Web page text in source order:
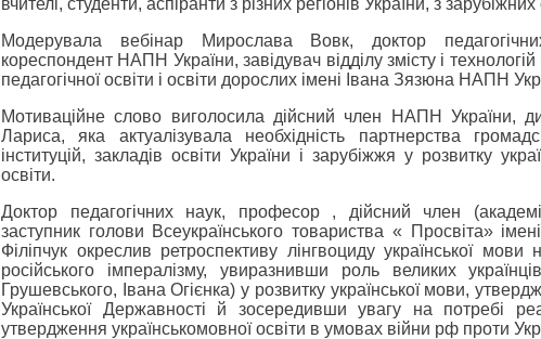
вчителі, студенти, аспіранти з різних регіонів України, з
Модерувала вебінар Мирослава Вовк, доктор
кореспондент НАПН України, завідувач відділу змісту і технологій
педагогічної освіти і освіти дорослих імені Івана Зязюна НАПН
Мотиваційне слово виголосила дійсний член НАПН України,
Лариса, яка актуалізувала необхідність партнерства
інституцій, закладів освіти України і зарубіжжя у розвитку
освіти.
Доктор педагогічних наук, професор , дійсний член
заступник голови Всеукраїнського товариства « Просвіта»
Філіпчук окреслив ретроспективу лінгвоциду української
російського імпералізму, увиразнивши роль великих
Грушевського, Івана Огієнка) у розвитку української мови,
Української Державності й зосередивши увагу на потребі
утвердження українськомовної освіти в умовах війни рф проти